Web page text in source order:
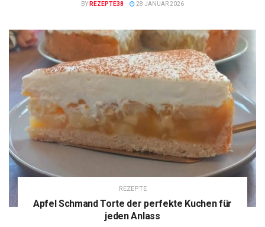
BY REZEPTE38 28 JANUAR 2026
REZEPTE
Apfel Schmand Torte der perfekte Kuchen für
jeden Anlass